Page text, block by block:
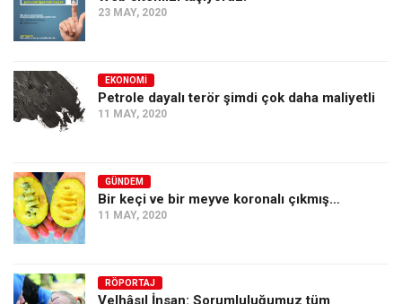
23 MAY, 2020
EKONOMI
Petrole dayalı terör şimdi çok daha maliyetli
11 MAY, 2020
GÜNDEM
Bir keçi ve bir meyve koronalı çıkmış…
11 MAY, 2020
RÖPORTAJ
Velhâsıl İnsan: Sorumluluğumuz tüm